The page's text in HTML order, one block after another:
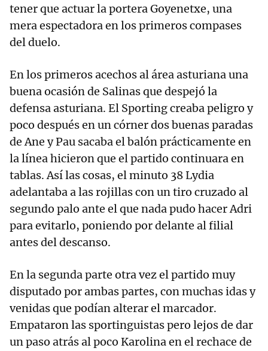
tener que actuar la portera Goyenetxe, una
mera espectadora en los primeros compases
del duelo.
En los primeros acechos al área asturiana una
buena ocasión de Salinas que despejó la
defensa asturiana. El Sporting creaba peligro y
poco después en un córner dos buenas paradas
de Ane y Pau sacaba el balón prácticamente en
la línea hicieron que el partido continuara en
tablas. Así las cosas, el minuto 38 Lydia
adelantaba a las rojillas con un tiro cruzado al
segundo palo ante el que nada pudo hacer Adri
para evitarlo, poniendo por delante al filial
antes del descanso.
En la segunda parte otra vez el partido muy
disputado por ambas partes, con muchas idas y
venidas que podían alterar el marcador.
Empataron las sportinguistas pero lejos de dar
un paso atrás al poco Karolina en el rechace de